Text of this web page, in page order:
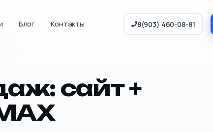
Блог Контакты 8(903) 460-08-81
сайт +